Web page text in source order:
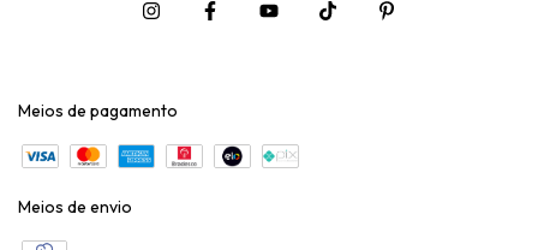
Meios de pagamento
Meios de envio